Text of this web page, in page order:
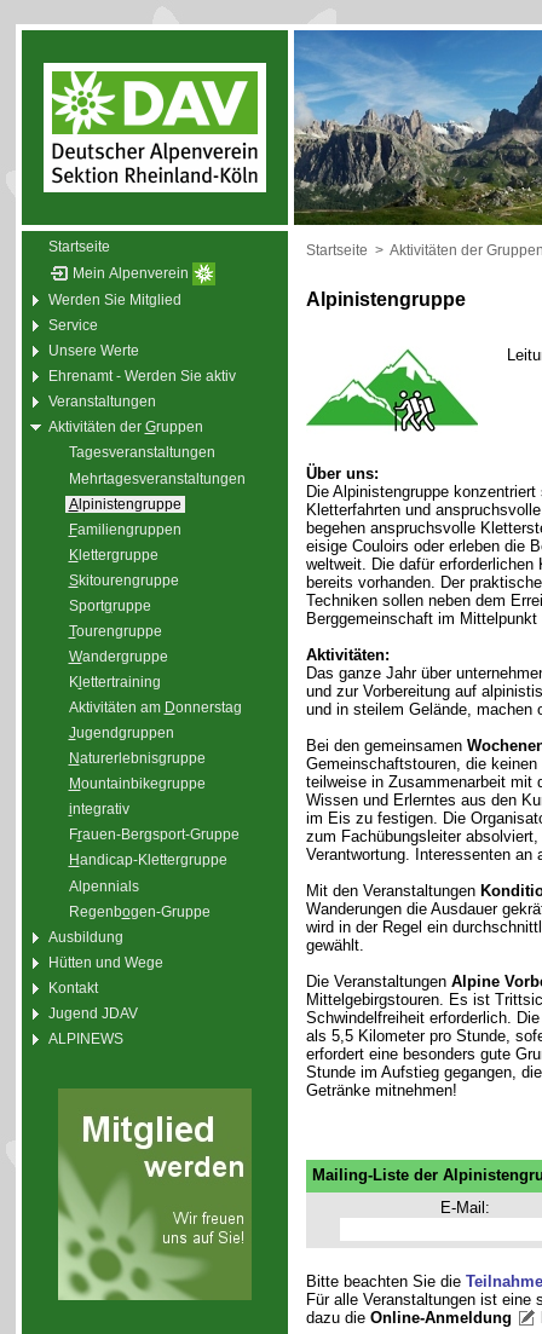
Startseite
Mein Alpenverein
Werden Sie Mitglied
Service
Unsere Werte
Ehrenamt - Werden Sie aktiv
Veranstaltungen
Aktivitäten der Gruppen
Tagesveranstaltungen
Mehrtagesveranstaltungen
Alpinistengruppe
Familiengruppen
Klettergruppe
Skitourengruppe
Sportgruppe
Tourengruppe
Wandergruppe
Kl ettertraining
Aktivitäten am Donnerstag
Jugendgruppen
Naturerlebnisgruppe
Mountainbikegruppe
integrativ
Frauen-Bergsport-Gruppe
Handicap-Klettergruppe
Alpennials
Regenbogen-Gruppe
Ausbildung
Hütten und Wege
Kontakt
Jugend JDAV
ALPINEWS
Startseite > Aktivitäten der
Alpinistengruppe
Über uns:
Die Alpinistengruppe
Kletterfahrten und
begehen anspruchsvolle
eisige Couloirs oder erleben die
weltweit. Die dafür erforderlichen
bereits vorhanden. Der
Techniken sollen neben dem
Berggemeinschaft im Mittelpunkt
Aktivitäten:
Das ganze Jahr über
und zur Vorbereitung auf
und in steilem Gelände, machen
Bei den gemeinsamen
Gemeinschaftstouren, die keinen
teilweise in Zusammenarbeit mit
Wissen und Erlerntes aus den
im Eis zu festigen. Die
zum Fachübungsleiter
Verantwortung. Interessenten an
Mit den Veranstaltungen
Wanderungen die Ausdauer
wird in der Regel ein
gewählt.
Die Veranstaltungen Alpine
Mittelgebirgstouren. Es ist
Schwindelfreiheit erforderlich.
als 5,5 Kilometer pro Stunde,
erfordert eine besonders gute
Stunde im Aufstieg gegangen,
Getränke mitnehmen!
Mailing-Liste der
E-Mail:
Bitte beachten Sie die
Für alle Veranstaltungen ist
dazu die Online-Anmeldung